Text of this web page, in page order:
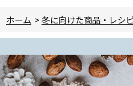
ホーム >冬に向けた商品・レシ